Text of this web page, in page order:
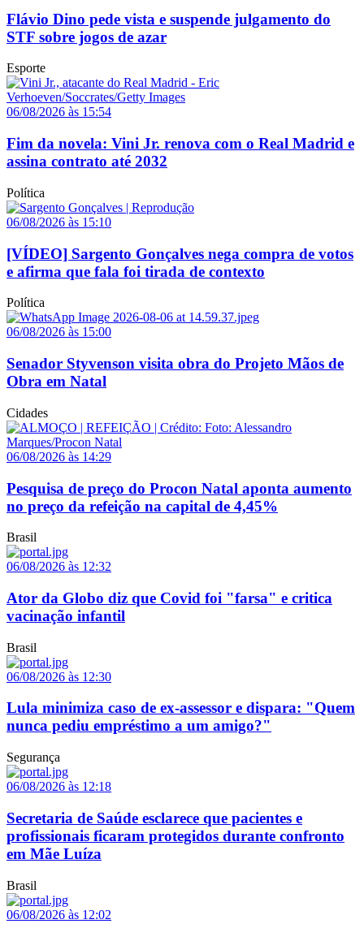
Flávio Dino pede vista e suspende julgamento do
STF sobre jogos de azar
Esporte
06/08/2026 às 15:54
Fim da novela: Vini Jr. renova com o Real Madrid e
assina contrato até 2032
Política
06/08/2026 às 15:10
[VÍDEO] Sargento Gonçalves nega compra de votos
e afirma que fala foi tirada de contexto
Política
06/08/2026 às 15:00
Senador Styvenson visita obra do Projeto Mãos de
Obra em Natal
Cidades
06/08/2026 às 14:29
Pesquisa de preço do Procon Natal aponta aumento
no preço da refeição na capital de 4,45%
Brasil
06/08/2026 às 12:32
Ator da Globo diz que Covid foi "farsa" e critica
vacinação infantil
Brasil
06/08/2026 às 12:30
Lula minimiza caso de ex-assessor e dispara: "Quem
nunca pediu empréstimo a um amigo?"
Segurança
06/08/2026 às 12:18
Secretaria de Saúde esclarece que pacientes e
profissionais ficaram protegidos durante confronto
em Mãe Luíza
Brasil
06/08/2026 às 12:02